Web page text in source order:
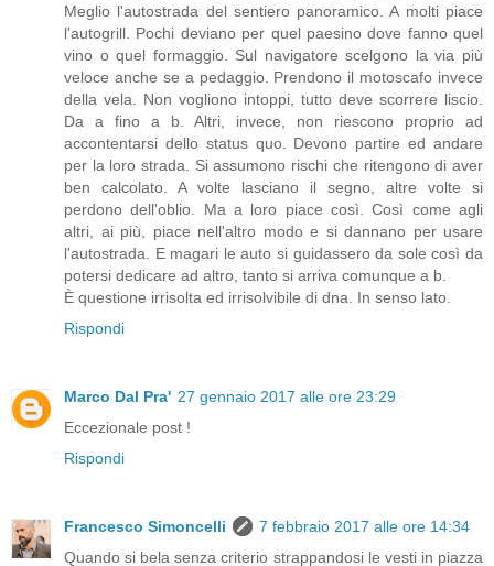
Meglio l'autostrada del sentiero panoramico. A molti piace
l'autogrill. Pochi deviano per quel paesino dove fanno quel
vino o quel formaggio. Sul navigatore scelgono la via più
veloce anche se a pedaggio. Prendono il motoscafo invece
della vela. Non vogliono intoppi, tutto deve scorrere liscio.
Da a fino a b. Altri, invece, non riescono proprio ad
accontentarsi dello status quo. Devono partire ed andare
per la loro strada. Si assumono rischi che ritengono di aver
ben calcolato. A volte lasciano il segno, altre volte si
perdono dell'oblio. Ma a loro piace così. Così come agli
altri, ai più, piace nell'altro modo e si dannano per usare
l'autostrada. E magari le auto si guidassero da sole così da
potersi dedicare ad altro, tanto si arriva comunque a b.
È questione irrisolta ed irrisolvibile di dna. In senso lato.
Rispondi
Marco Dal Pra' 27 gennaio 2017 alle ore 23:29
Eccezionale post !
Rispondi
Francesco Simoncelli
7 febbraio 2017 alle ore 14:34
Quando si bela senza criterio strappandosi le vesti in piazza